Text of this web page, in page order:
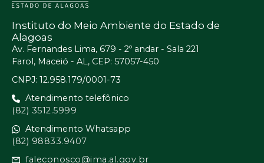
Instituto do Meio Ambiente do Estado de
Alagoas
Av. Fernandes Lima, 679 - 2º andar - Sala 221
Farol, Maceió - AL, CEP: 57057-450
CNPJ: 12.958.179/0001-73
Atendimento telefônico
(82) 3512.5999
Atendimento Whatsapp
(82) 98833.9407
faleconosco@ima.al.gov.br